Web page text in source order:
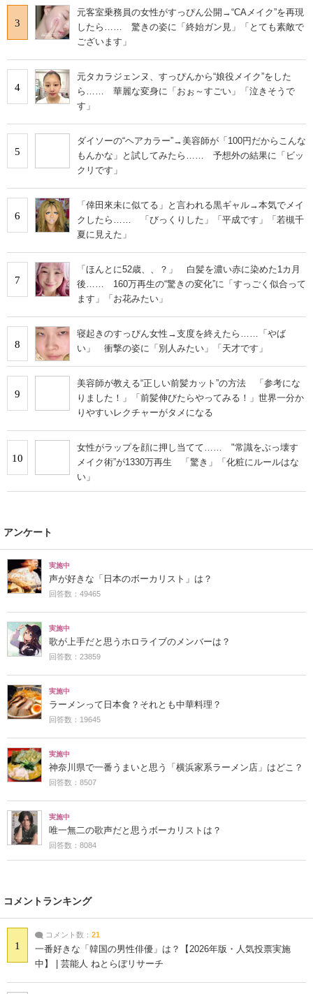
3
元客室乗務員の女性がすっぴん公開→“CAメイク”を再現
したら…… 驚きの姿に「終始ガン見」「とても素敵で
ございます」
4
元タカラジェンヌ、すっぴんから“娘役メイク”をした
ら…… 華麗な変身に「おぉ～すごい」「泣きそうで
す」
5
ダイソーの“ヘアカラー”→美容師が「100円だからこんな
もんかな」と試してみたら…… 予想外の結果に「ビッ
クリです」
6
「倖田來未に似てる」と言われる黒ギャル→本気でメイ
クしたら…… 「びっくりした」「平成です」「若槻千
夏に見えた」
7
「ほんとに52歳、、？」 白髪を濃い赤に染めた1カ月
後…… 160万再生の“驚きの変化”に「すっごく似合って
ます」「お花みたい」
8
寝起きのすっぴん女性→支度を終えたら……「やば
い」 衝撃の姿に「別人みたい」「天才です」
9
美容師が教える“正しい前髪カット”の方法 「参考にな
りました！」「前髪伸びたらやってみる！」世界一分か
りやすいレクチャーがタメになる
10
女性がラップを顔に押し当てて…… "常識をぶっ壊す
メイク術”が1330万再生 「驚き」「化粧にルールはな
い」
アンケート
実施中
声が好きな「日本のボーカリスト」は？
回答数：49465
実施中
歌が上手だと思うホロライブのメンバーは？
回答数：23859
実施中
ラーメンって日本食？それとも中華料理？
回答数：19645
実施中
神奈川県で一番うまいと思う「横浜家系ラーメン店」はどこ？
回答数：8507
実施中
唯一無二の歌声だと思うボーカリストは？
回答数：8084
コメントランキング
1
コメント数： 21
一番好きな「韓国の男性俳優」は？【2026年版・人気投票実施
中】 | 芸能人 ねとらぼリサーチ